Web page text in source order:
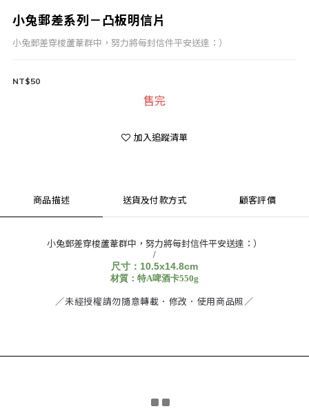
小兔郵差系列－凸板明信片
小兔郵差穿梭蘆葦群中，努力將每封信件平安送達：）
NT$50
售完
加入追蹤清單
商品描述 送貨及付款方式 顧客評價
小兔郵差穿梭蘆葦群中，努力將每封信件平安送達：）
/
尺寸：10.5x14.8cm
材質：特A啤酒卡550g
／未經授權請勿隨意轉載．修改．使用商品照／